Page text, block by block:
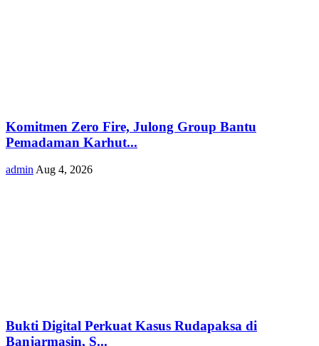
Komitmen Zero Fire, Julong Group Bantu
Pemadaman Karhut...
admin Aug 4, 2026
Bukti Digital Perkuat Kasus Rudapaksa di
Banjarmasin, S...